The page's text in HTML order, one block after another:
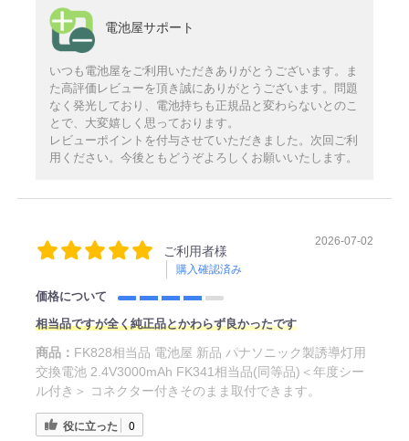
電池屋サポート
いつも電池屋をご利用いただきありがとうございます。ま
た高評価レビューを頂き誠にありがとうございます。問題
なく発光しており、電池持ちも正規品と変わらないとのこ
とで、大変嬉しく思っております。
レビューポイントを付与させていただきました。次回ご利
用ください。今後ともどうぞよろしくお願いいたします。
ご利用者様
購入確認済み
2026-07-02
価格について
相当品ですが全く純正品とかわらず良かったです
商品： FK828相当品 電池屋 新品 パナソニック製誘導灯用
交換電池 2.4V3000mAh FK341相当品(同等品)＜年度シー
ル付き＞ コネクター付きそのまま取付できます。
役に立った 0